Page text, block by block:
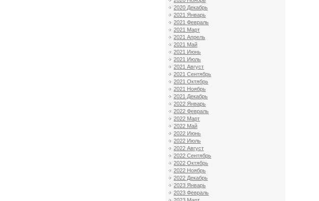
2020 Декабрь
2021 Январь
2021 Февраль
2021 Март
2021 Апрель
2021 Май
2021 Июнь
2021 Июль
2021 Август
2021 Сентябрь
2021 Октябрь
2021 Ноябрь
2021 Декабрь
2022 Январь
2022 Февраль
2022 Март
2022 Май
2022 Июнь
2022 Июль
2022 Август
2022 Сентябрь
2022 Октябрь
2022 Ноябрь
2022 Декабрь
2023 Январь
2023 Февраль